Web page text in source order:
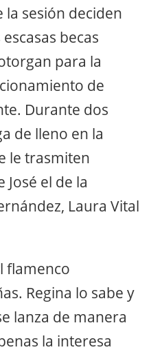
sesión deciden
becas
para la
de
Durante dos
de lleno en la
le trasmiten
el de la
Laura Vital
flamenco
Regina lo sabe y
lanza de manera
la interesa